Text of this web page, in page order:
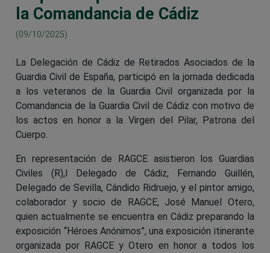
la Comandancia de Cádiz
(09/10/2025)
La Delegación de Cádiz de Retirados Asociados de la
Guardia Civil de España, participó en la jornada dedicada
a los veteranos de la Guardia Civil organizada por la
Comandancia de la Guardia Civil de Cádiz con motivo de
los actos en honor a la Virgen del Pilar, Patrona del
Cuerpo.
En representación de RAGCE asistieron los Guardias
Civiles (R),l Delegado de Cádiz, Fernando Guillén,
Delegado de Sevilla, Cándido Ridruejo, y el pintor amigo,
colaborador y socio de RAGCE, José Manuel Otero,
quien actualmente se encuentra en Cádiz preparando la
exposición “Héroes Anónimos”, una exposición itinerante
organizada por RAGCE y Otero en honor a todos los